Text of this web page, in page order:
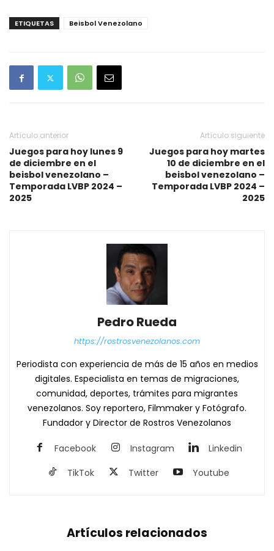
ETIQUETAS Beisbol Venezolano
Artículo anterior
Juegos para hoy lunes 9
de diciembre en el
beisbol venezolano –
Temporada LVBP 2024 –
2025
Artículo siguiente
Juegos para hoy martes
10 de diciembre en el
beisbol venezolano –
Temporada LVBP 2024 –
2025
Pedro Rueda
https://rostrosvenezolanos.com
Periodista con experiencia de más de 15 años en medios
digitales. Especialista en temas de migraciones,
comunidad, deportes, trámites para migrantes
venezolanos. Soy reportero, Filmmaker y Fotógrafo.
Fundador y Director de Rostros Venezolanos
Facebook Instagram
Linkedin
TikTok
Twitter Youtube
Artículos relacionados